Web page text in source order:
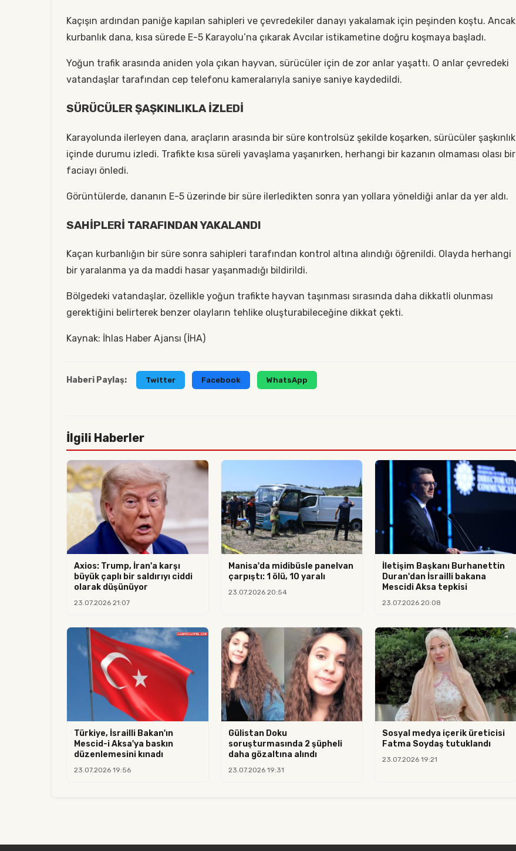
Kaçışın ardından paniğe kapılan sahipleri ve çevredekiler danayı yakalamak için peşinden koştu. Ancak
kurbanlık dana, kısa sürede E-5 Karayolu’na çıkarak Avcılar istikametine doğru koşmaya başladı.
Yoğun trafik arasında aniden yola çıkan hayvan, sürücüler için de zor anlar yaşattı. O anlar çevredeki
vatandaşlar tarafından cep telefonu kameralarıyla saniye saniye kaydedildi.
SÜRÜCÜLER ŞAŞKINLIKLA İZLEDİ
Karayolunda ilerleyen dana, araçların arasında bir süre kontrolsüz şekilde koşarken, sürücüler şaşkınlık
içinde durumu izledi. Trafikte kısa süreli yavaşlama yaşanırken, herhangi bir kazanın olmaması olası bir
faciayı önledi.
Görüntülerde, dananın E-5 üzerinde bir süre ilerledikten sonra yan yollara yöneldiği anlar da yer aldı.
SAHİPLERİ TARAFINDAN YAKALANDI
Kaçan kurbanlığın bir süre sonra sahipleri tarafından kontrol altına alındığı öğrenildi. Olayda herhangi
bir yaralanma ya da maddi hasar yaşanmadığı bildirildi.
Bölgedeki vatandaşlar, özellikle yoğun trafikte hayvan taşınması sırasında daha dikkatli olunması
gerektiğini belirterek benzer olayların tehlike oluşturabileceğine dikkat çekti.
Kaynak: İhlas Haber Ajansı (İHA)
Haberi Paylaş: Twitter Facebook WhatsApp
İlgili Haberler
Axios: Trump, İran'a karşı
büyük çaplı bir saldırıyı ciddi
olarak düşünüyor
23.07.2026 21:07
Manisa'da midibüsle panelvan
çarpıştı: 1 ölü, 10 yaralı
23.07.2026 20:54
İletişim Başkanı Burhanettin
Duran'dan İsrailli bakana
Mescidi Aksa tepkisi
23.07.2026 20:08
Türkiye, İsrailli Bakan'ın
Mescid-i Aksa'ya baskın
düzenlemesini kınadı
23.07.2026 19:56
Gülistan Doku
soruşturmasında 2 şüpheli
daha gözaltına alındı
23.07.2026 19:31
Sosyal medya içerik üreticisi
Fatma Soydaş tutuklandı
23.07.2026 19:21